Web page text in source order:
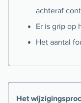
achteraf
Er is grip op
Het aantal
Het